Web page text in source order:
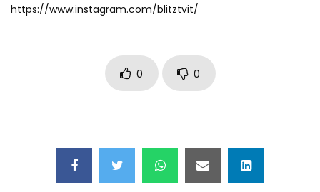
tartarughe caretta caretta
Isole Tremiti, il salvataggio di
https://www.instagram.com/blitztvit/
0 0